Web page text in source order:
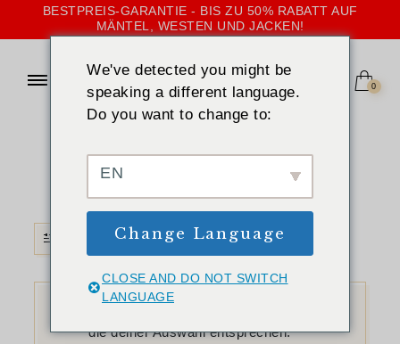
BESTPREIS-GARANTIE - BIS ZU 50% RABATT AUF
MÄNTEL, WESTEN UND JACKEN!
0
die deiner Auswahl entsprechen.
We've detected you might be
speaking a different language.
Do you want to change to:
EN
Change Language
CLOSE AND DO NOT SWITCH
LANGUAGE